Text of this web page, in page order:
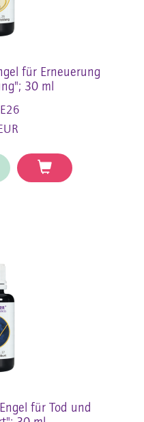
für Erneuerung
30 ml
für Tod und